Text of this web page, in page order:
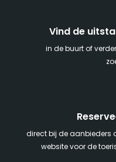
Vind de
in de buurt of
direct bij de aanbieders
website voor de